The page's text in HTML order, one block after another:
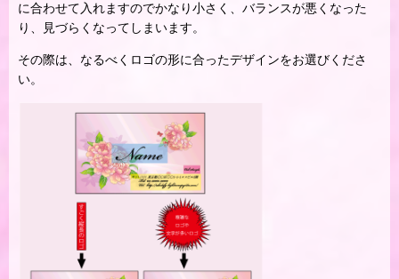
に合わせて入れますのでかなり小さく、バランスが悪くなった
り、見づらくなってしまいます。
その際は、なるべくロゴの形に合ったデザインをお選びくださ
い。